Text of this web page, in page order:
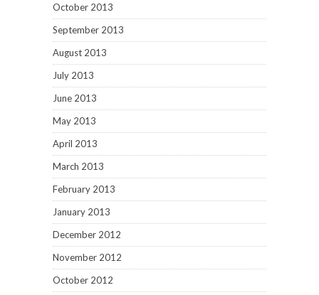
October 2013
September 2013
August 2013
July 2013
June 2013
May 2013
April 2013
March 2013
February 2013
January 2013
December 2012
November 2012
October 2012